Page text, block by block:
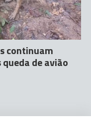
continuam
de avião